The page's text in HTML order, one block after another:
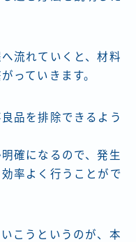
流れていくと、材料
っていきます。
品を排除できるよう
確になるので、発生
率よく行うことがで
こうというのが、本